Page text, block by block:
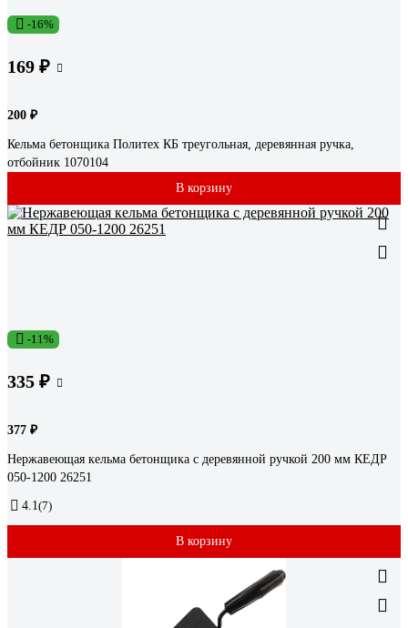
-16%
169 ₽
200 ₽
Кельма бетонщика Политех КБ треугольная, деревянная ручка,
отбойник 1070104
В корзину
-11%
335 ₽
377 ₽
Нержавеющая кельма бетонщика с деревянной ручкой 200 мм КЕДР
050-1200 26251
4.1(7)
В корзину